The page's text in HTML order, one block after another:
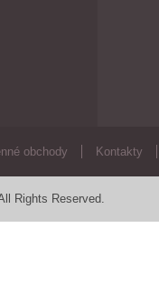
obchody Kontakty
Rights Reserved.